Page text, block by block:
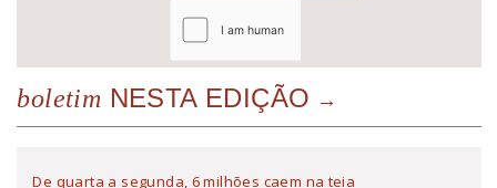
boletim NESTA EDIÇÃO
De quarta a segunda, 6 milhões caem na teia